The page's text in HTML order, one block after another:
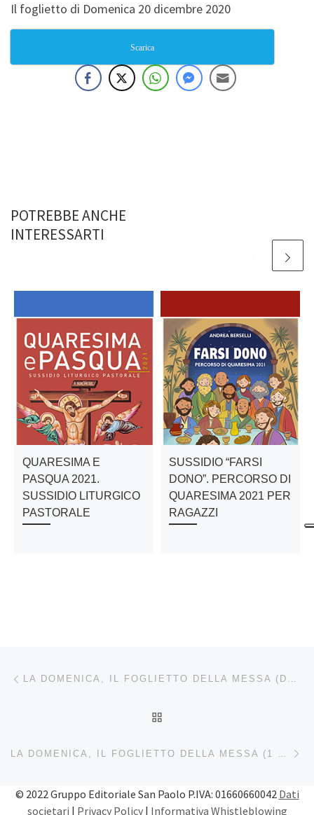
Il foglietto di Domenica 20 dicembre 2020
Scarica
POTREBBE ANCHE
INTERESSARTI
QUARESIMA E
PASQUA 2021.
SUSSIDIO LITURGICO
PASTORALE
SUSSIDIO “FARSI
DONO”. PERCORSO DI
QUARESIMA 2021 PER
RAGAZZI
Navigazione articoli
© 2022 Gruppo Editoriale San Paolo P.IVA: 01660660042 Dati
societari | Privacy Policy| Informativa Whistleblowing